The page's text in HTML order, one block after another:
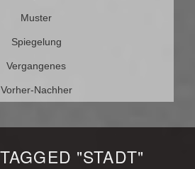
Muster
Spiegelung
Vergangenes
Vorher-Nachher
"STADT"